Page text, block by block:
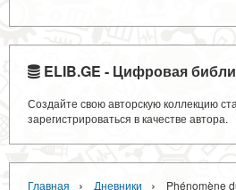
ELIB.GE - Цифровая
Создайте свою авторскую коллекцию
зарегистрироваться в качестве автора.
Главная › Дневники › Phénomène